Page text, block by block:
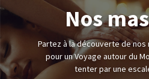
Nos
Partez à la découverte de nos
pour un Voyage autour du
tenter par une